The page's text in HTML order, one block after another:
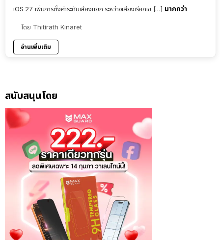
iOS 27 เพิ่มการตั้งค่าระดับเสียงแยก ระหว่างเสียงเรียกเข […] มากกว่า
โดย Thitirath Kinaret
อ่านเพิ่มเติม
สนับสนุนโดย